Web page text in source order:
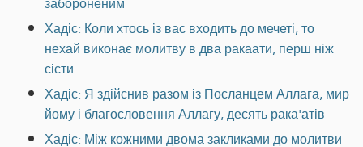
Хадіс: Коли хтось із вас входить до мечеті, то
нехай виконає молитву в два ракаати, перш ніж
сісти
Хадіс: Я здійснив разом із Посланцем Аллага, мир
йому і благословення Аллагу, десять рака'атів
Хадіс: Між кожними двома закликами до молитви